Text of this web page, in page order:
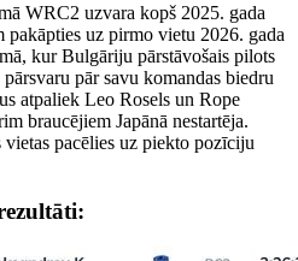
WRC2 uzvara kopš 2025. gada
pakāpties uz pirmo vietu 2026. gada
kur Bulgāriju pārstāvošais pilots
pār savu komandas biedru
atpaliek Leo Rosels un Rope
braucējiem Japānā nestartēja.
pacēlies uz piekto pozīciju